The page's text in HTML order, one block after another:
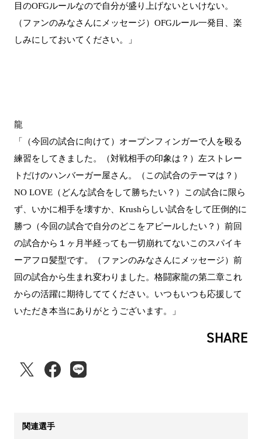
目のOFGルールなので自分が盛り上げないといけない。
（ファンのみなさんにメッセージ）OFGルール一発目、楽
しみにしておいてください。」
龍
「（今回の試合に向けて）オープンフィンガーで人を殴る
練習をしてきました。（対戦相手の印象は？）左ストレー
トだけのハンバーガー屋さん。（この試合のテーマは？）
NO LOVE（どんな試合をして勝ちたい？）この試合に限ら
ず、いかに相手を壊すか、Krushらしい試合をして圧倒的に
勝つ（今回の試合で自分のどこをアピールしたい？）前回
の試合から１ヶ月半経っても一切崩れてないこのスパイキ
ーアフロ髪型です。（ファンのみなさんにメッセージ）前
回の試合から生まれ変わりました。格闘家龍の第二章これ
からの活躍に期待しててください。いつもいつも応援して
いただき本当にありがとうございます。」
SHARE
関連選手